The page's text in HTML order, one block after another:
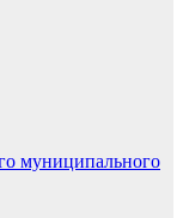
муниципального